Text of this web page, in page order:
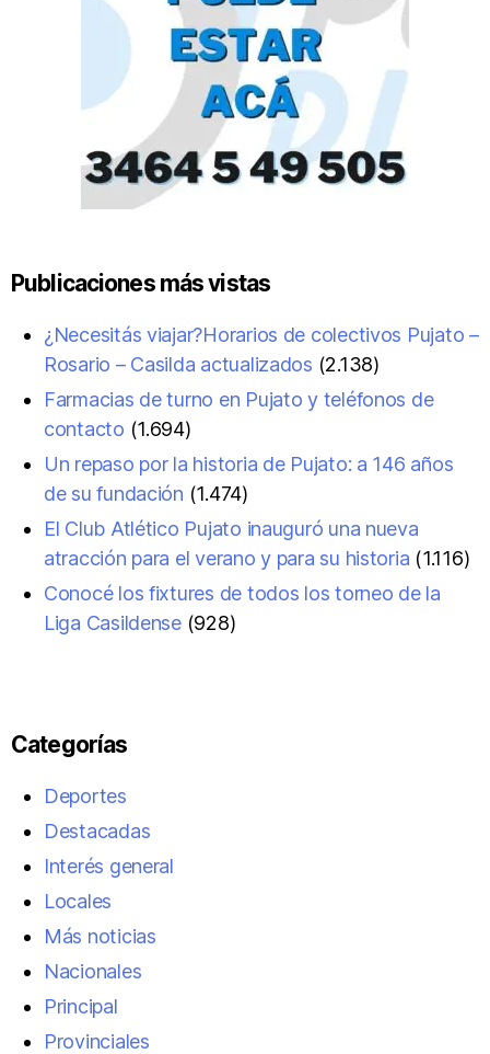
Publicaciones más vistas
¿Necesitás viajar?Horarios de colectivos Pujato –
Rosario – Casilda actualizados (2.138)
Farmacias de turno en Pujato y teléfonos de
contacto (1.694)
Un repaso por la historia de Pujato: a 146 años
de su fundación (1.474)
El Club Atlético Pujato inauguró una nueva
atracción para el verano y para su historia (1.116)
Conocé los fixtures de todos los torneo de la
Liga Casildense (928)
Categorías
Deportes
Destacadas
Interés general
Locales
Más noticias
Nacionales
Principal
Provinciales